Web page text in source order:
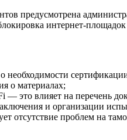
предусмотрена
интернет-
необходимости
о материалах;
— это влияет на перечень
и организации
отсутствие проблем на